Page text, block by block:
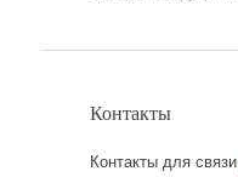
Контакты
Контакты для связи